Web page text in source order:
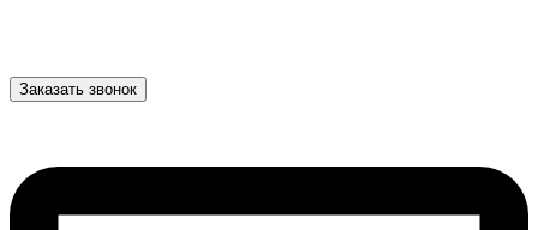
Заказать звонок